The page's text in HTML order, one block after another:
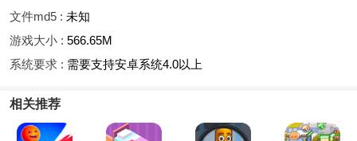
文件md5 : 未知
游戏大小 : 566.65M
系统要求 : 需要支持安卓系统4.0以上
相关推荐